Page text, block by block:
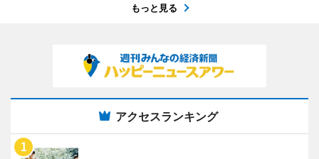
もっと見る
アクセスランキング